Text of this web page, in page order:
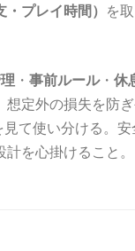
プレイ時間） を
・ 事前ルール・ 休
想定外の損失を防
て使い分ける。
を心掛けること